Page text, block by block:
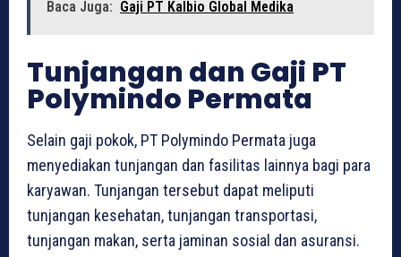
Baca Juga: Gaji PT Kalbio Global Medika
Tunjangan dan Gaji PT
Polymindo Permata
Selain gaji pokok, PT Polymindo Permata juga
menyediakan tunjangan dan fasilitas lainnya bagi para
karyawan. Tunjangan tersebut dapat meliputi
tunjangan kesehatan, tunjangan transportasi,
tunjangan makan, serta jaminan sosial dan asuransi.